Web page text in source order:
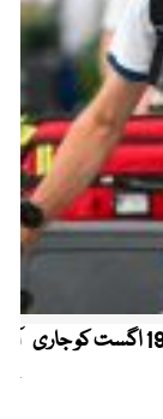
کیریبین پریمیئر لیگ ، قومی کرکٹرز کو این او سی 19 اگست کو جاری